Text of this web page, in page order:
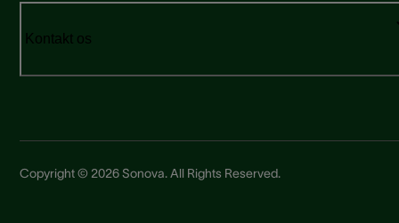
Kontakt os
Copyright © 2026 Sonova. All Rights Reserved.